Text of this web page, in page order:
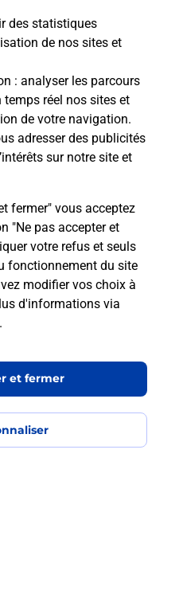
des statistiques
de nos sites et
: analyser les parcours
réel nos sites et
de votre navigation.
adresser des publicités
sur notre site et
fermer" vous acceptez
"Ne pas accepter et
votre refus et seuls
fonctionnement du site
modifier vos choix à
d'informations via
.
et fermer
Poste Mobile ?
mon
?
de la 5G
mon forfait
Mobile ?
mon iPhone
La Poste Mobile
mon